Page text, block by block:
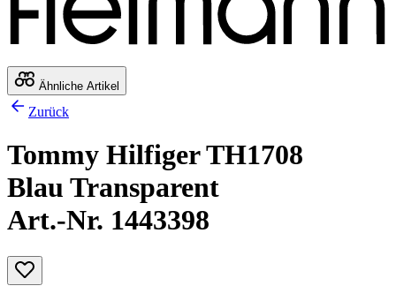
Ähnliche Artikel
Zurück
Tommy Hilfiger TH1708
Blau Transparent
Art.-Nr. 1443398